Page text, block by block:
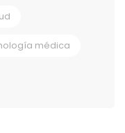
médica